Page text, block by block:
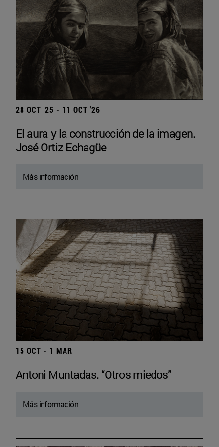
28 OCT '25 - 11 OCT '26
El aura y la construcción de la imagen.
José Ortiz Echagüe
Más información
15 OCT - 1 MAR
Antoni Muntadas. “Otros miedos”
Más información